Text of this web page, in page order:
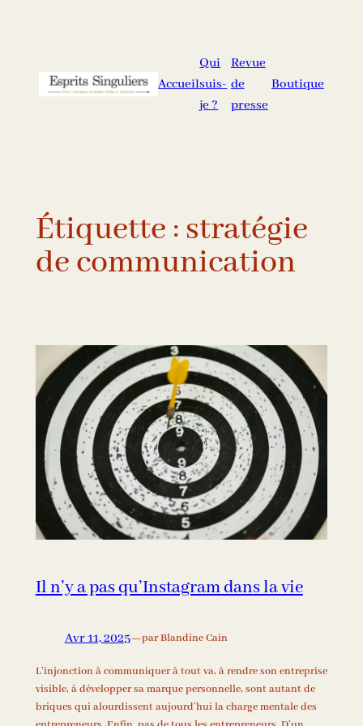
Accueil
Qui
suis-
je ?
Revue
de
presse
Boutique
Étiquette : stratégie
de communication
Il n’y a pas qu’Instagram dans la vie
Avr 11, 2025—par Blandine Cain
L’injonction à communiquer à tout va, à rendre son entreprise
visible, à développer sa marque personnelle, sont autant de
briques qui alourdissent aujourd’hui la charge mentale des